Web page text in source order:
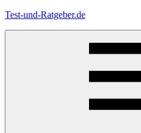
Zum
Test-und-Ratgeber.de